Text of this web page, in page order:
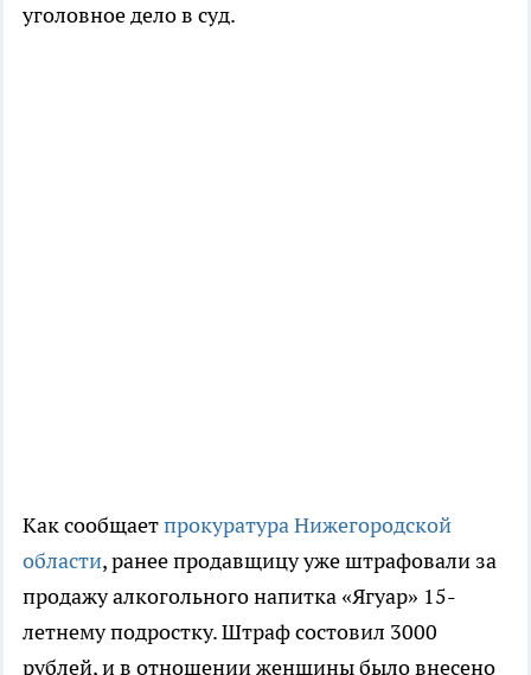
уголовное дело в суд.
Как сообщаетпрокуратура Нижегородской
области, ранее продавщицу уже штрафовали за
продажу алкогольного напитка «Ягуар» 15-
летнему подростку. Штраф состовил 3000
рублей, и в отношении женщины было внесено